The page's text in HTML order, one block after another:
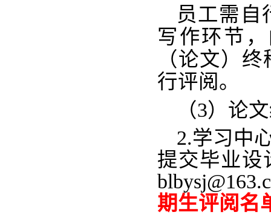
员工需自
写作环节
（论文）
行评阅。
（3）论
2.学习中
提交毕业设
期生评阅名